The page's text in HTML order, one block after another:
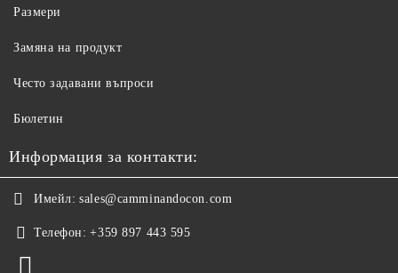
Размери
Замяна на продукт
Често задавани въпроси
Бюлетин
Информация за контакти:
Имейл: sales@camminandocon.com
Телефон: +359 897 443 595